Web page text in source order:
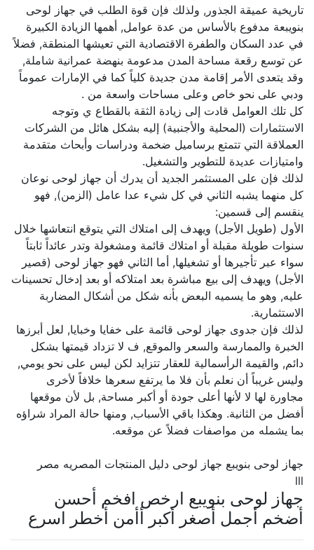
تاريخية عميقة الجذور, ولذلك فإن قوة الطلب في جهاز لوحى
بنويبعة مدفوع بالأساس من عدة عوامل, أهمها الزيادة الكبيرة
في عدد السكان والطفرة الاقتصادية التي تعيشها المنطقة, فضلاً
عن توسع رقعة مساحة المدن مدعومة بنهضة عمرانية شاملة,
وقد يتعدى الأمر إقامة مدن جديدة كلياً كما في الإمارات عموماً
ودبي على نحو خاص وعلى مساحات واسعة من .
كل تلك العوامل قادت إلى زيادة الثقة بالقطاع ي وتوجه
الاستثمارات (المحلية والأجنبية) إليه بشكل هائل من الشركات
العملاقة التي تتمتع برساميل ضخمة ودراسات وأبحاث متقدمة
وامتيازات عديدة للتطوير والتشغيل.
لذلك فإن على المستثمر الجديد أن يدرك أن جهاز لوحى نوعان
كل منهما يشبه الثاني في كل شيء عدا عامل (الزمن), فهو
ينقسم إلى قسمين:
الأول (طويل الأجل) ويهدف إلى امتلاك التي يتوقع انتعاشها خلال
سنوات طويلة مقبلة أو امتلاك قائمة ومشغولة وتدر عائداً ثابتاً
سواء عبر تأجيرها أو تشغيلها, أما الثاني فهو جهاز لوحى (قصير
الأجل) ويهدف إلى بيع مباشرة بعد امتلاكه أو بعد إدخال تحسينات
عليه, وهو ما يسميه البعض بأنه شكل من أشكال المضاربة
الاستثمارية.
لذلك فإن جدوى جهاز لوحى قائمة على خفايا وخبايا, لعل أبرزها
الخبرة والممارسة والسعر والموقع, ف لا تزداد قيمتها بشكل
دائم, والقيمة الرأسمالية للعقار تتزايد لكن ليس على نحو يومي,
وليس غريباً أن نعلم بأن فلا ما يرتفع سعرها خلافاً لأخرى
مجاورة لها لا لأنها أعلى جودة أو أكبر مساحة, بل لأن موقعها
أفضل من الثانية. وهكذا باقي الأسباب, ومنها حالة المراد شراؤه
بما يشمله من مواصفات فضلاً عن موقعه.
جهاز لوحى بنويبع جهاز لوحى دليل المنتجات المصريه مصر
جهاز لوحى بنويبع ارخص افخم أحسن
أضخم أجمل أصغر أكبر أأمن أخطر اسرع